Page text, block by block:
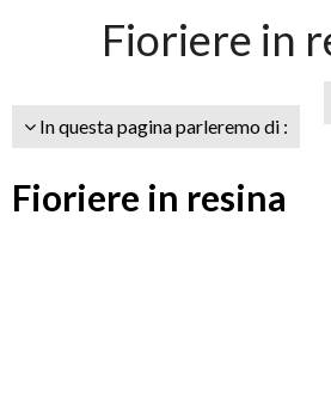
Fioriere in
In questa pagina parleremo di :
Fioriere in resina